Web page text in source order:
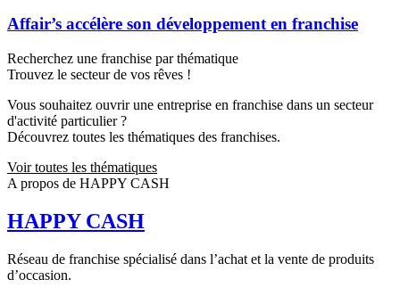
Affair’s accélère son développement en franchise
Recherchez une franchise par thématique
Trouvez le secteur de vos rêves !
Vous souhaitez ouvrir une entreprise en franchise dans un secteur
d'activité particulier ?
Découvrez toutes les thématiques des franchises.
Voir toutes les thématiques
A propos de HAPPY CASH
HAPPY CASH
Réseau de franchise spécialisé dans l’achat et la vente de produits
d’occasion.